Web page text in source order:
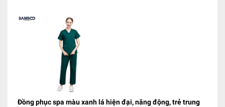
Đồng phục spa màu xanh lá hiện đại, năng động, trẻ trung